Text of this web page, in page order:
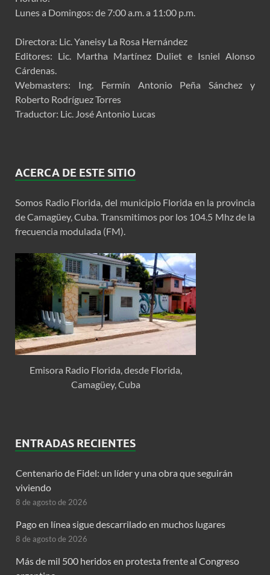
Lunes a Domingos: de 7:00 a.m. a 11:00 p.m.
Directora: Lic. Yaneisy La Rosa Hernández
Editores: Lic. Martha Martínez Duliet e Isniel Alonso
Cárdenas.
Webmasters: Ing. Fermín Antonio Peña Sánchez y
Roberto Rodríguez Torres
Traductor: Lic. José Antonio Lucas
ACERCA DE ESTE SITIO
Somos Radio Florida, del municipio Florida en la provincia
de Camagüey, Cuba. Transmitimos por los 104.5 Mhz de la
frecuencia modulada (FM).
Emisora Radio Florida, desde Florida,
Camagüey, Cuba
ENTRADAS RECIENTES
Centenario de Fidel: un líder y una obra que seguirán
viviendo
8 de agosto de 2026
Pago en línea sigue descarrilado en muchos lugares
8 de agosto de 2026
Más de mil 500 heridos en protesta frente al Congreso